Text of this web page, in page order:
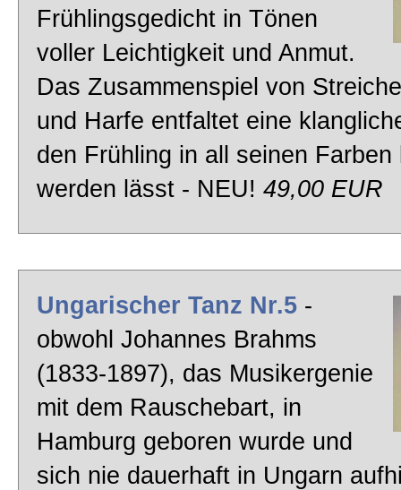
Widerrufsrecht (B2B)
Datenschutz
Hilfe
Versand
Referenzen
Lizenz
Tipps
Frühlingsgedicht in Tönen
voller Leichtigkeit und Anmut.
Das Zusammenspiel von
und Harfe entfaltet eine
den Frühling in all seinen Farben
werden lässt - NEU! 49,00 EUR
Ungarischer Tanz Nr.5 -
obwohl Johannes Brahms
(1833-1897), das Musikergenie
mit dem Rauschebart, in
Hamburg geboren wurde und
sich nie dauerhaft in Ungarn